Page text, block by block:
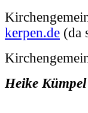
kerpen.de (da
Heike